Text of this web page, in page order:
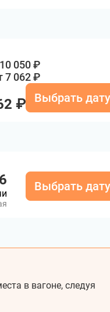
050 ₽
7 062 ₽
₽ Выбрать дату
Выбрать дату
в вагоне, следуя